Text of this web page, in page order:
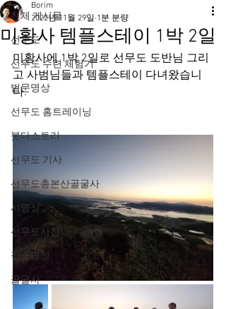
전체 게시물
선무도
선무도 수련 체험기
법문명상
선무도 홈트레이닝
붓다스토리
선무도 기사
선무도총본산골굴사
시명상
선무도사진
집중명상
골굴사
미황사 템플스테이 1박 2일
Borim
2022년 11월 29일 1분 분량
미황사에 1박 2일로 선무도 도반님 그리
고 사범님들과 템플스테이 다녀왔습니
다.